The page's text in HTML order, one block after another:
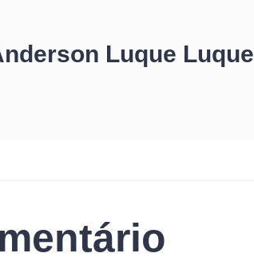
Luque Luque